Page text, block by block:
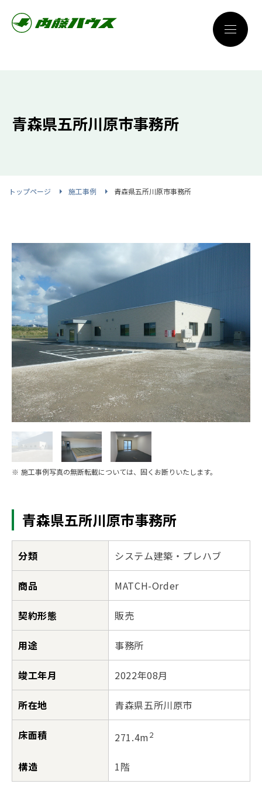
青森県五所川原市事務所
トップページ 施工事例 青森県五所川原市事務所
※ 施工事例写真の無断転載については、固くお断りいたします。
青森県五所川原市事務所
分類 システム建築・プレハブ
商品 MATCH-Order
契約形態 販売
用途 事務所
竣工年月 2022年08月
所在地 青森県五所川原市
床面積 271.4m2
構造 1階